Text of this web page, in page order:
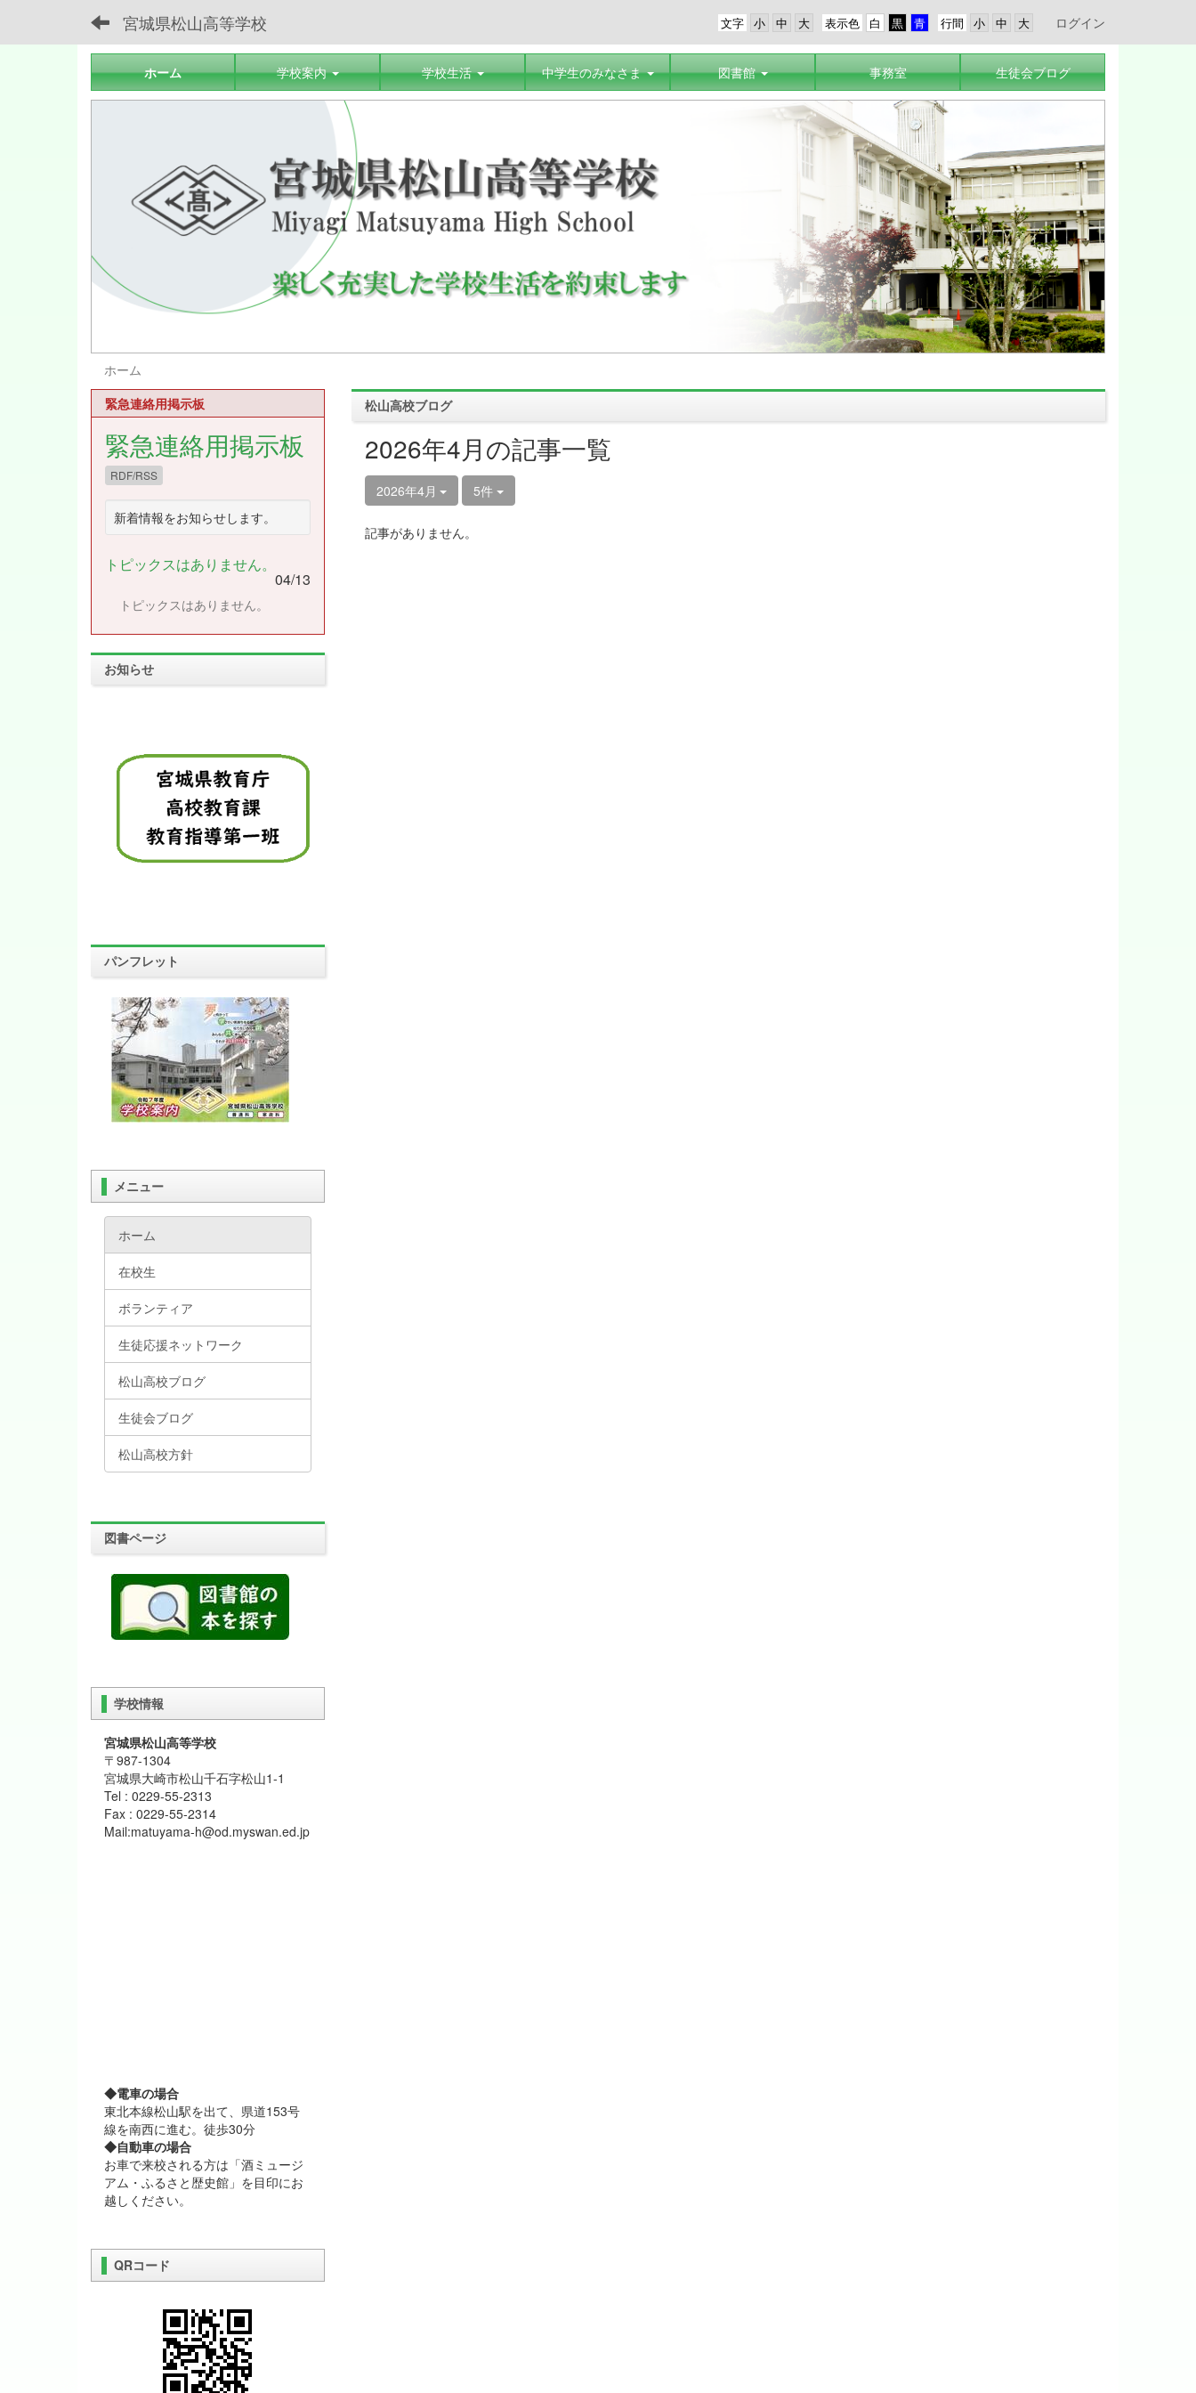
宮城県松山高等学校 行間
表示色
文字 ログイン
ホーム 学校案内 学校生活 中学生のみなさま 図書館 事務室 生徒会ブログ
ホーム
松山高校ブログ
2026年4月の記事一覧
2026年4月 5件
記事がありません。
緊急連絡用掲示板
緊急連絡用掲示板
RDF/RSS
新着情報をお知らせします。
トピックスはありません。
04/13
トピックスはありません。
お知らせ
パンフレット
メニュー
ホーム
在校生
ボランティア
生徒応援ネットワーク
松山高校ブログ
生徒会ブログ
松山高校方針
図書ページ
学校情報
宮城県松山高等学校
〒987-1304
宮城県大崎市松山千石字松山1-1
Tel : 0229-55-2313
Fax : 0229-55-2314
Mail:matuyama-h@od.myswan.ed.jp
◆電車の場合
東北本線松山駅を出て、県道153号
線を南西に進む。徒歩30分
◆自動車の場合
お車で来校される方は「酒ミュージ
アム・ふるさと歴史館」を目印にお
越しください。
QRコード